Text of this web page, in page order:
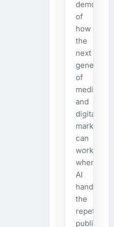
of
how
the
next
generation
of
media
and
digital
marketing
can
work
when
AI
handles
the
repetitive
publishing